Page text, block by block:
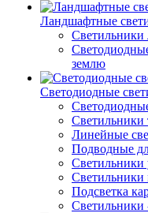
Ландшафтные
Светильники
землю
Светодиодные
Светильники
Линейные
Подводные
Светильники
Светильники
Подсветка
Светильники